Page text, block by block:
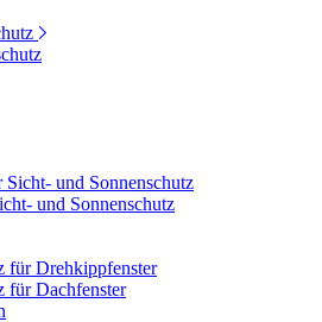
Sicht- und Sonnenschutz
und Sonnenschutz
für Drehkippfenster
für Dachfenster